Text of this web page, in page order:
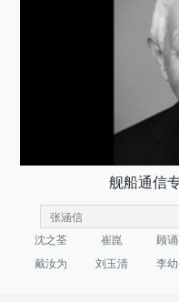
舰船通信
沈之荃 崔崑 顾
戴汝为
刘玉清 李